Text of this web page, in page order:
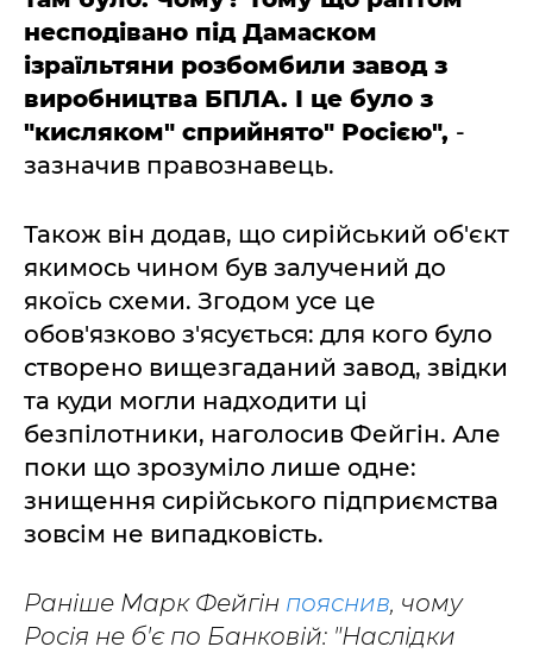
несподівано під Дамаском
ізраїльтяни розбомбили завод з
виробництва БПЛА. І це було з
"кисляком" сприйнято" Росією", -
зазначив правознавець.
Також він додав, що сирійський об'єкт
якимось чином був залучений до
якоїсь схеми. Згодом усе це
обов'язково з'ясується: для кого було
створено вищезгаданий завод, звідки
та куди могли надходити ці
безпілотники, наголосив Фейгін. Але
поки що зрозуміло лише одне:
знищення сирійського підприємства
зовсім не випадковість.
Раніше Марк Фейгін пояснив, чому
Росія не б'є по Банковій: "Наслідки